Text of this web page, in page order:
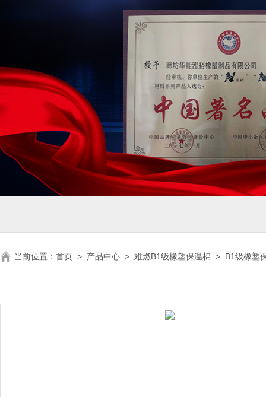
当前位置： 首页 > 产品中心 > 难燃B1级橡塑保温棉 > B1级橡塑